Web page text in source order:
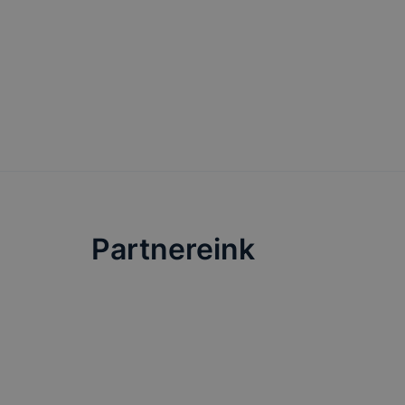
Partnereink
Minden